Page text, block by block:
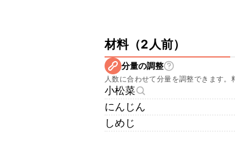
材料（2人前）
分量の調整
人数に合わせて分量を調整できます。
小松菜
にんじん
しめじ